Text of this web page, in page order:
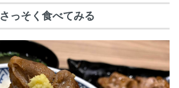
さっそく食べてみる